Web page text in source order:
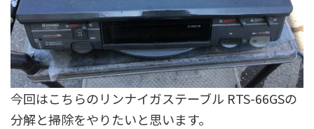
今回はこちらのリンナイガステーブル RTS-66GSの
分解と掃除をやりたいと思います。